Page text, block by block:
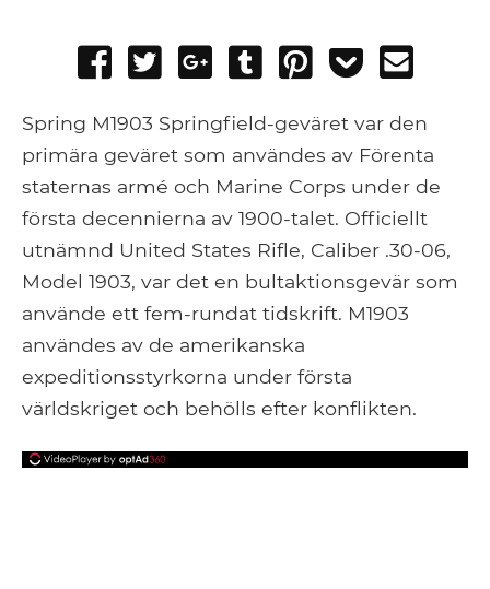
Share
Facebook
Tweet
Share
Google+
Post
Tumblr
Pin
Add
Pocket
Spring M1903 Springfield-geväret var den
primära geväret som användes av Förenta
staternas armé och Marine Corps under de
första decennierna av 1900-talet. Officiellt
utnämnd United States Rifle, Caliber .30-06,
Model 1903, var det en bultaktionsgevär som
använde ett fem-rundat tidskrift. M1903
användes av de amerikanska
expeditionsstyrkorna under första
världskriget och behölls efter konflikten.